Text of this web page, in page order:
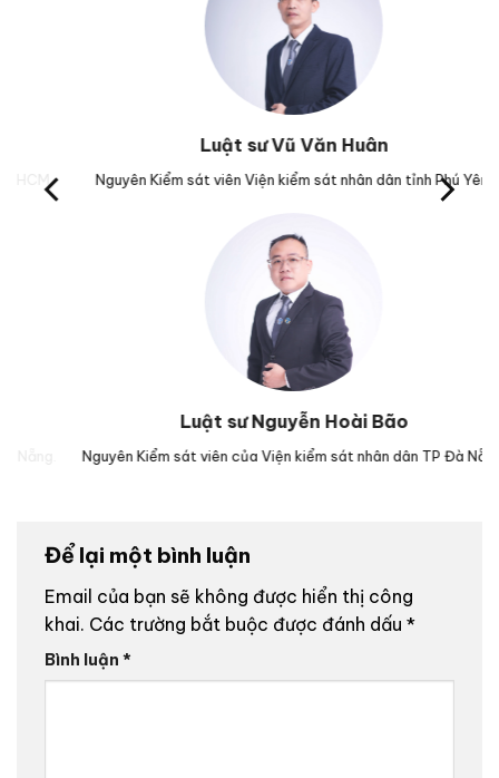
Luật sư Vũ Văn Huân
Nguyên Kiểm sát viên Viện kiểm sát nhân dân tỉnh Phú Yên.
Luật sư Nguyễn Hoài Bão
Nguyên Kiểm sát viên của Viện kiểm sát nhân dân TP Đà Nẵng.
Để lại một bình luận
Email của bạn sẽ không được hiển thị công
khai. Các trường bắt buộc được đánh dấu *
Bình luận *